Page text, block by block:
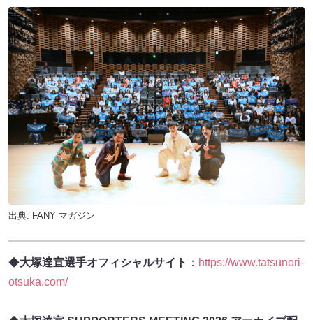
出典: FANY マガジン
◆大塚達宣選手オフィシャルサイト ： https://www.tatsunori-
otsuka.com/